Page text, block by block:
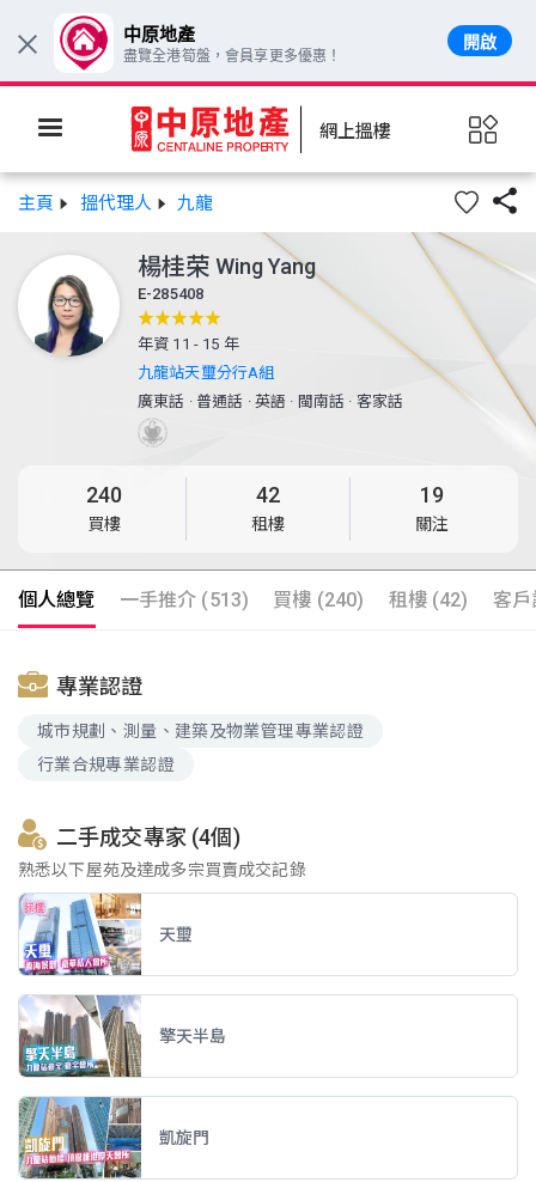
網上搵樓
主頁 搵代理人 九龍 
楊桂荣 Wing Yang
E-285408
年資 11 - 15 年
九龍站天璽分行A組
廣東話 ·普通話 ·英語 · 閩南話 · 客家話
240
買樓
42
租樓
19
關注
個人總覽 一手推介 (513) 買樓 (240) 租樓 (42) 客
專業認證
城市規劃、測量、建築及物業管理專業認證
行業合規專業認證
二手成交專家 (4個)
熟悉以下屋苑及達成多宗買賣成交記錄
天璽
擎天半島
凱旋門
× 中原地產
盡覽全港筍盤，會員享更多優惠！
開啟